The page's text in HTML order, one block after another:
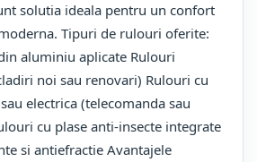
solutia ideala pentru un confort
Tipuri de rulouri oferite:
aluminiu aplicate Rulouri
noi sau renovari) Rulouri cu
electrica (telecomanda sau
cu plase anti-insecte integrate
si antiefractie Avantajele